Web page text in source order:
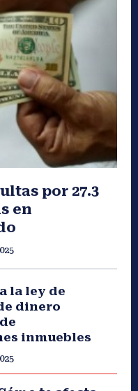
por 27.3
en
la ley de
dinero
inmuebles